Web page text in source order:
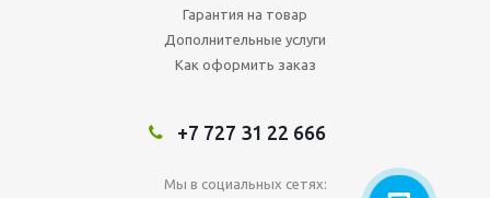
Гарантия на товар
Дополнительные услуги
Как оформить заказ
+7 727 31 22 666
Мы в социальных сетях: